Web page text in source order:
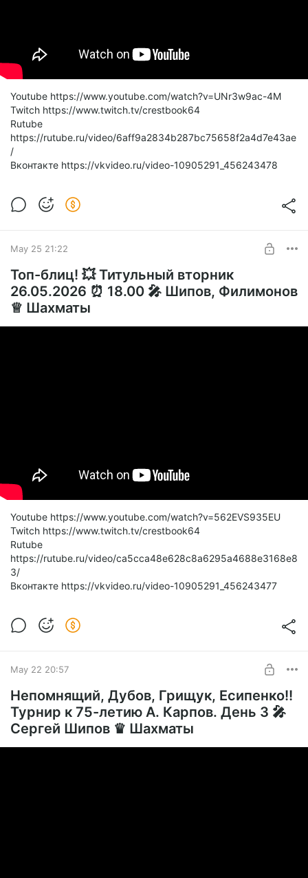
Youtube https://www.youtube.com/watch?v=UNr3w9ac-4M
Twitch https://www.twitch.tv/crestbook64
Rutube
https://rutube.ru/video/6aff9a2834b287bc75658f2a4d7e43ae
/
Вконтакте https://vkvideo.ru/video-10905291_456243478
May 25 21:22
Топ-блиц! 💥 Титульный вторник
26.05.2026 ⏰ 18.00 🎤 Шипов, Филимонов
♕ Шахматы
Youtube https://www.youtube.com/watch?v=562EVS935EU
Twitch https://www.twitch.tv/crestbook64
Rutube
https://rutube.ru/video/ca5cca48e628c8a6295a4688e3168e8
3/
Вконтакте https://vkvideo.ru/video-10905291_456243477
May 22 20:57
Непомнящий, Дубов, Грищук, Есипенко!!
Турнир к 75-летию А. Карпов. День 3 🎤
Сергей Шипов ♛ Шахматы